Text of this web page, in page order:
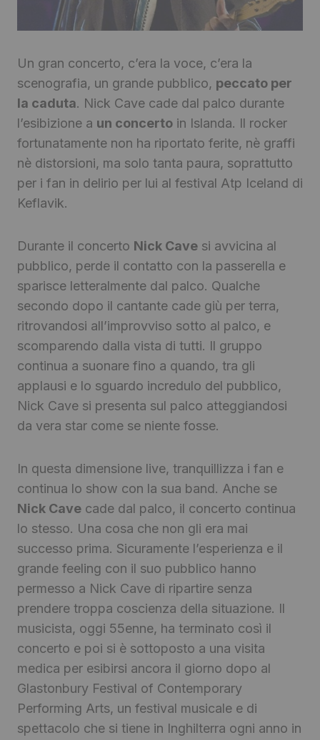
Un gran concerto, c’era la voce, c’era la
scenografia, un grande pubblico, peccato per
la caduta. Nick Cave cade dal palco durante
l’esibizione a un concerto in Islanda. Il rocker
fortunatamente non ha riportato ferite, nè graffi
nè distorsioni, ma solo tanta paura, soprattutto
per i fan in delirio per lui al festival Atp Iceland di
Keflavik.
Durante il concerto Nick Cave si avvicina al
pubblico, perde il contatto con la passerella e
sparisce letteralmente dal palco. Qualche
secondo dopo il cantante cade giù per terra,
ritrovandosi all’improvviso sotto al palco, e
scomparendo dalla vista di tutti. Il gruppo
continua a suonare fino a quando, tra gli
applausi e lo sguardo incredulo del pubblico,
Nick Cave si presenta sul palco atteggiandosi
da vera star come se niente fosse.
In questa dimensione live, tranquillizza i fan e
continua lo show con la sua band. Anche se
Nick Cave cade dal palco, il concerto continua
lo stesso. Una cosa che non gli era mai
successo prima. Sicuramente l’esperienza e il
grande feeling con il suo pubblico hanno
permesso a Nick Cave di ripartire senza
prendere troppa coscienza della situazione. Il
musicista, oggi 55enne, ha terminato così il
concerto e poi si è sottoposto a una visita
medica per esibirsi ancora il giorno dopo al
Glastonbury Festival of Contemporary
Performing Arts, un festival musicale e di
spettacolo che si tiene in Inghilterra ogni anno in